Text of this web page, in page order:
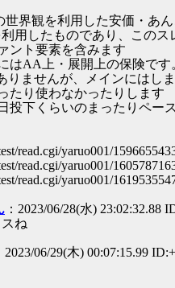
世界観を利用した安価・あん
用したものであり、このス
ント要素を含みます
はAA上・展開上の保険です
りませんが、メインにはし
たり使わなかったりします
投下くらいのまったりペー
read.cgi/yaruo001/
read.cgi/yaruo001/
read.cgi/yaruo001/
：2023/06/28(水) 23:02:32.88
ね
2023/06/29(木) 00:07:15.99